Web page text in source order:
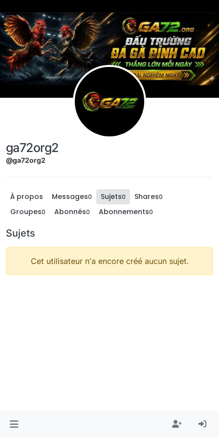
ga72org2
@ga72org2
À propos Messages0 Sujets0 Shares0
Groupes0 Abonnés0 Abonnements0
Sujets
Cet utilisateur n'a encore créé aucun sujet.